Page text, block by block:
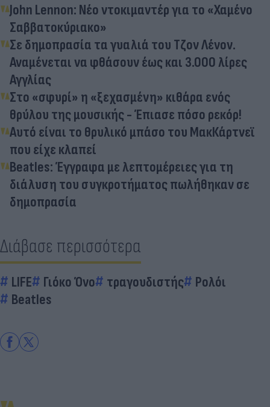
John Lennon: Νέο ντοκιμαντέρ για το «Χαμένο
Σαββατοκύριακο»
Σε δημοπρασία τα γυαλιά του Τζον Λένον.
Αναμένεται να φθάσουν έως και 3.000 λίρες
Αγγλίας
Στο «σφυρί» η «ξεχασμένη» κιθάρα ενός
θρύλου της μουσικής - Έπιασε πόσο ρεκόρ!
Αυτό είναι το θρυλικό μπάσο του ΜακΚάρτνεϊ
που είχε κλαπεί
Beatles: Έγγραφα με λεπτομέρειες για τη
διάλυση του συγκροτήματος πωλήθηκαν σε
δημοπρασία
Διάβασε περισσότερα
LIFE Γιόκο Όνο τραγουδιστής
Ρολόι
Beatles